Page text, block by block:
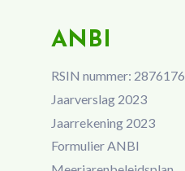
ANBI
RSIN nummer: 2876176
Jaarverslag 2023
Jaarrekening 2023
Formulier ANBI